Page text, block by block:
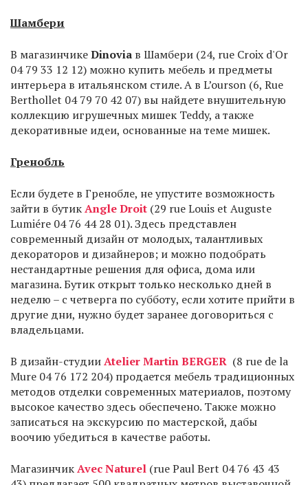
Шамбери
В магазинчикеDinovia в Шамбери (24, rue Croix d'Or
04 79 33 12 12) можно купить мебель и предметы
интерьера в итальянском стиле. А в L’ourson (6, Rue
Berthollet 04 79 70 42 07) вы найдете внушительную
коллекцию игрушечных мишек Teddy, а также
декоративные идеи, основанные на теме мишек.
Гренобль
Если будете в Гренобле, не упустите возможность
зайти в бутикAngle Droit (29 rue Louis et Auguste
Lumiére 04 76 44 28 01). Здесь представлен
современный дизайн от молодых, талантливых
декораторов и дизайнеров; и можно подобрать
нестандартные решения для офиса, дома или
магазина. Бутик открыт только несколько дней в
неделю – с четверга по субботу, если хотите прийти в
другие дни, нужно будет заранее договориться с
владельцами.
В дизайн-студииAtelier Martin BERGER (8 rue de la
Mure 04 76 172 204) продается мебель традиционных
методов отделки современных материалов, поэтому
высокое качество здесь обеспечено. Также можно
записаться на экскурсию по мастерской, дабы
воочию убедиться в качестве работы.
МагазинчикAvec Naturel (rue Paul Bert 04 76 43 43